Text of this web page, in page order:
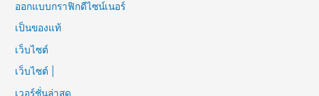
ออกแบบกราฟิกดีไซน์เนอร์
เป็นของแท้
เว็บไซต์
เว็บไซต์ |
เวอร์ชั่นล่าสุด